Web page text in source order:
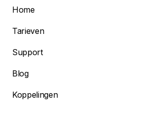
Home
Tarieven
Support
Blog
Koppelingen